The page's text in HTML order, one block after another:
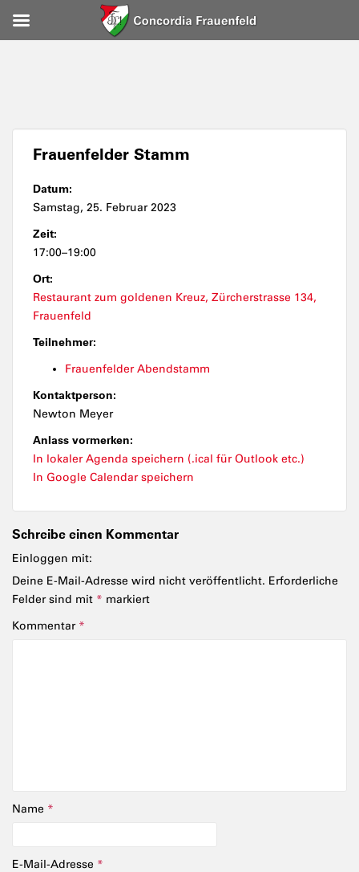
Frauenfelder Stamm
Datum:
Samstag, 25. Februar 2023
Zeit:
17:00–19:00
Ort:
Restaurant zum goldenen Kreuz, Zürcherstrasse 134,
Frauenfeld
Teilnehmer:
Frauenfelder Abendstamm
Kontaktperson:
Newton Meyer
Anlass vormerken:
In lokaler Agenda speichern (.ical für Outlook etc.)
In Google Calendar speichern
Schreibe einen Kommentar
Einloggen mit:
Deine E-Mail-Adresse wird nicht veröffentlicht. Erforderliche
Felder sind mit * markiert
Kommentar *
Name *
E-Mail-Adresse *